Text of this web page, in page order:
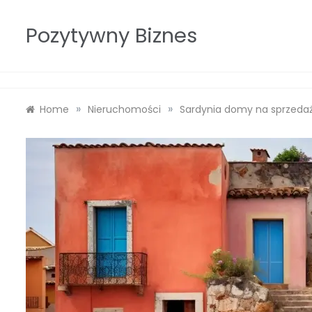
contentPozytywny Biznes
Home » Nieruchomości » Sardynia domy na